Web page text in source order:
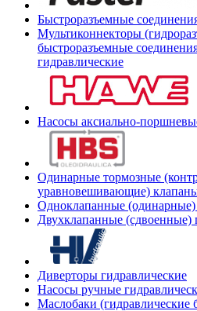
Быстроразъемные
Мультиконнекторы
быстроразъемные
гидравлические
Насосы аксиально-
Одинарные тормозные
уравновешивающие)
Одноклапанные (одинарные)
Двухклапанные (сдвоенные)
Диверторы гидравлические
Насосы ручные
Маслобаки (гидравлические